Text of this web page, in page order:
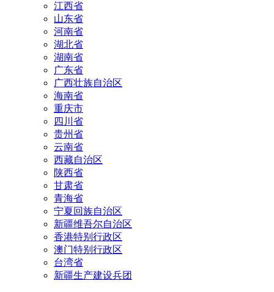
江西省
山东省
河南省
湖北省
湖南省
广东省
广西壮族自治区
海南省
重庆市
四川省
贵州省
云南省
西藏自治区
陕西省
甘肃省
青海省
宁夏回族自治区
新疆维吾尔自治区
香港特别行政区
澳门特别行政区
台湾省
新疆生产建设兵团